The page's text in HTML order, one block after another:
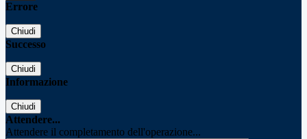
Errore
Chiudi
Successo
Chiudi
Informazione
Chiudi
Attendere...
Attendere il completamento dell'operazione...